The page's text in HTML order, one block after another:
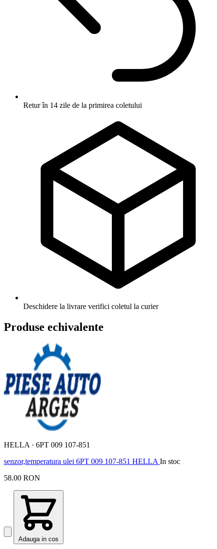
Retur în 14 zile de la primirea coletului
Deschidere la livrare verifici coletul la curier
Produse echivalente
HELLA · 6PT 009 107-851
senzor,temperatura ulei 6PT 009 107-851 HELLA In stoc
58.00 RON
Adauga in cos